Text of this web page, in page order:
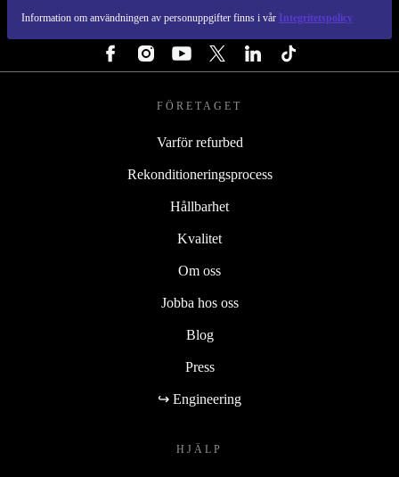
Information om användningen av personuppgifter finns i vår Integritetspolicy
FÖLJ OSS
FÖRETAGET
Varför refurbed
Rekonditioneringsprocess
Hållbarhet
Kvalitet
Om oss
Jobba hos oss
Blog
Press
↪ Engineering
HJÄLP